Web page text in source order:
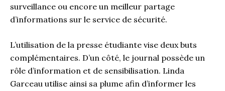
surveillance ou encore un meilleur partage
d’informations sur le service de sécurité.
L’utilisation de la presse étudiante vise deux buts
complémentaires. D’un côté, le journal possède un
rôle d’information et de sensibilisation. Linda
Garceau utilise ainsi sa plume afin d’informer les